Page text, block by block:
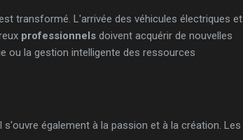
transformé. L'arrivée des véhicules électriques et
professionnels doivent acquérir de nouvelles
ou la gestion intelligente des ressources
également à la passion et à la création. Les